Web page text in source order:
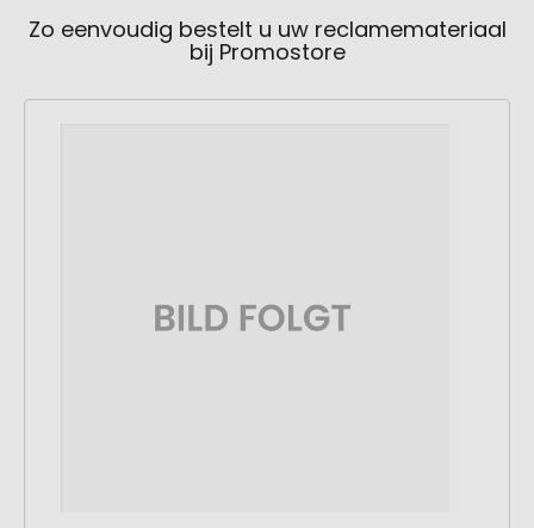
Zo eenvoudig bestelt u uw reclamemateriaal
bij Promostore